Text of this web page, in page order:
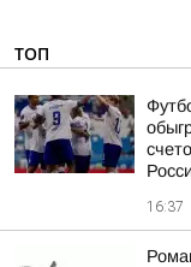
ТОП
16:37